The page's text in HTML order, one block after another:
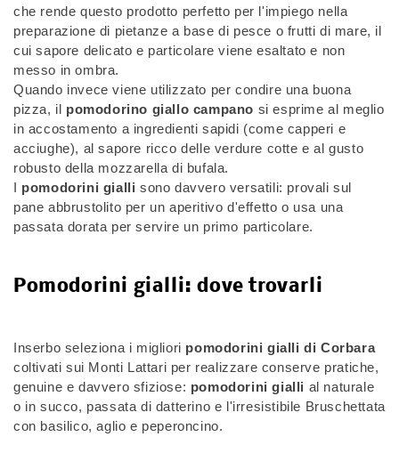
che rende questo prodotto perfetto per l'impiego nella
preparazione di pietanze a base di pesce o frutti di mare, il
cui sapore delicato e particolare viene esaltato e non
messo in ombra.
Quando invece viene utilizzato per condire una buona
pizza, il pomodorino giallo campano si esprime al meglio
in accostamento a ingredienti sapidi (come capperi e
acciughe), al sapore ricco delle verdure cotte e al gusto
robusto della mozzarella di bufala.
I pomodorini giallisono davvero versatili: provali sul
pane abbrustolito per un aperitivo d'effetto o usa una
passata dorata per servire un primo particolare.
Pomodorini gialli: dove trovarli
Inserbo seleziona i migliori pomodorini gialli di Corbara
coltivati sui Monti Lattari per realizzare conserve pratiche,
genuine e davvero sfiziose: pomodorini gialli al naturale
o in succo, passata di datterino e l'irresistibile Bruschettata
con basilico, aglio e peperoncino.